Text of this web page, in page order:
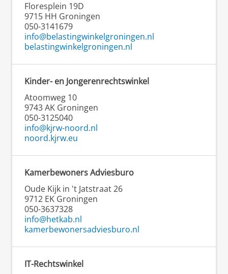
Floresplein 19D
9715 HH Groningen
050-3141679
info@belastingwinkelgroningen.nl
belastingwinkelgroningen.nl
Kinder- en Jongerenrechtswinkel
Atoomweg 10
9743 AK Groningen
050-3125040
info@kjrw-noord.nl
noord.kjrw.eu
Kamerbewoners Adviesburo
Oude Kijk in 't Jatstraat 26
9712 EK Groningen
050-3637328
info@hetkab.nl
kamerbewonersadviesburo.nl
IT-Rechtswinkel